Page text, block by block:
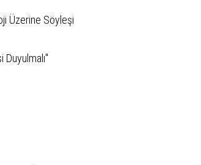
Üzerine Söyleşi
Duyulmalı''